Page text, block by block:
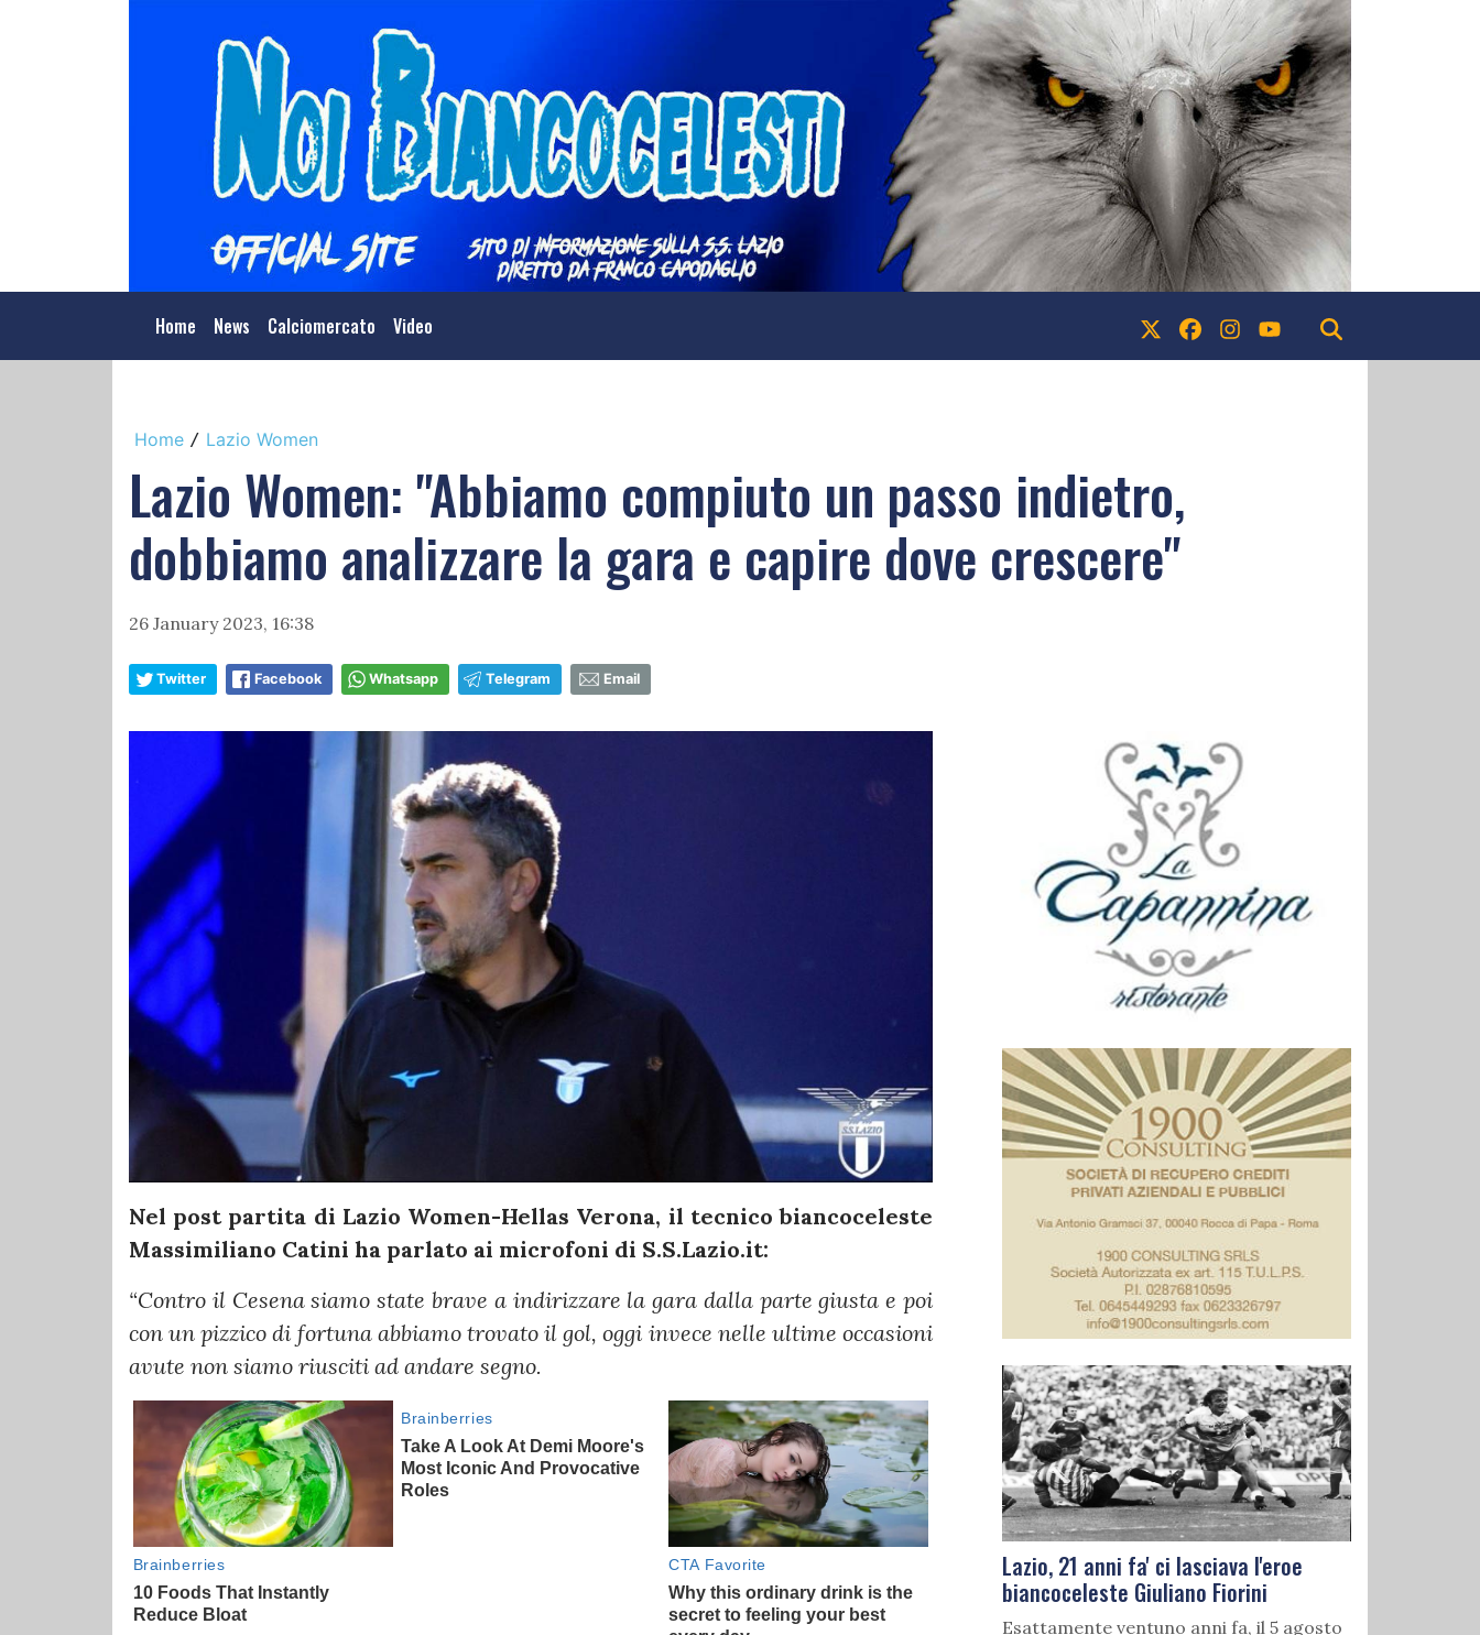
Home News Calciomercato Video
Home / Lazio Women
Lazio Women: "Abbiamo compiuto un passo indietro,
dobbiamo analizzare la gara e capire dove crescere"
26 January 2023, 16:38
Twitter Facebook Whatsapp Telegram Email
Nel post partita di Lazio Women-Hellas Verona, il tecnico biancoceleste
Massimiliano Catini ha parlato ai microfoni di S.S.Lazio.it:
“Contro il Cesena siamo state brave a indirizzare la gara dalla parte giusta e poi
con un pizzico di fortuna abbiamo trovato il gol, oggi invece nelle ultime occasioni
avute non siamo riusciti ad andare segno.
Lazio, 21 anni fa' ci lasciava l'eroe
biancoceleste Giuliano Fiorini
Esattamente ventuno anni fa, il 5 agosto